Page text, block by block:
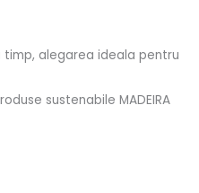
timp, alegarea ideala pentru
sustenabile MADEIRA